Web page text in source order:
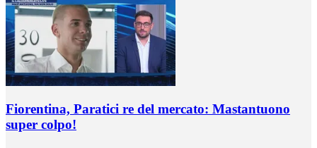
Fiorentina, Paratici re del mercato: Mastantuono
super colpo!